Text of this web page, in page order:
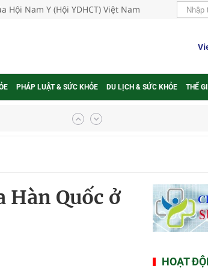
Nam Y (Hội YDHCT) Việt Nam
PHÁP LUẬT & SỨC KHỎE DU LỊCH & SỨC KHỎE THẾ
Tổng
Hàn Quốc ở
HOẠT